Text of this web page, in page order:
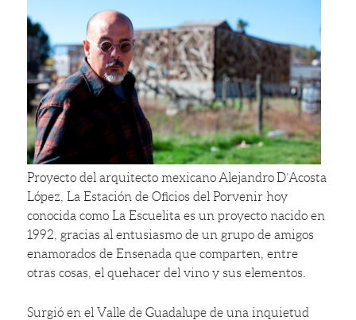
Proyecto del arquitecto mexicano Alejandro D’Acosta
López, La Estación de Oficios del Porvenir hoy
conocida como La Escuelita es un proyecto nacido en
1992, gracias al entusiasmo de un grupo de amigos
enamorados de Ensenada que comparten, entre
otras cosas, el quehacer del vino y sus elementos.
Surgió en el Valle de Guadalupe de una inquietud